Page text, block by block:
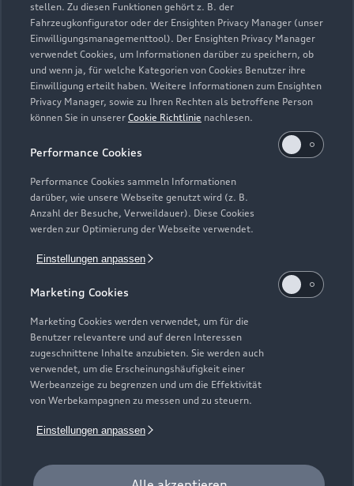
stellen. Zu diesen Funktionen gehört z. B. der
Fahrzeugkonfigurator oder der Ensighten Privacy Manager (unser
Einwilligungsmanagementtool). Der Ensighten Privacy Manager
verwendet Cookies, um Informationen darüber zu speichern, ob
und wenn ja, für welche Kategorien von Cookies Benutzer ihre
Einwilligung erteilt haben. Weitere Informationen zum Ensighten
Privacy Manager, sowie zu Ihren Rechten als betroffene Person
können Sie in unserer Cookie Richtlinie nachlesen.
Performance Cookies
Performance Cookies sammeln Informationen
darüber, wie unsere Webseite genutzt wird (z. B.
Anzahl der Besuche, Verweildauer). Diese Cookies
werden zur Optimierung der Webseite verwendet.
Einstellungen anpassen
Marketing Cookies
Marketing Cookies werden verwendet, um für die
Benutzer relevantere und auf deren Interessen
zugeschnittene Inhalte anzubieten. Sie werden auch
verwendet, um die Erscheinungshäufigkeit einer
Werbeanzeige zu begrenzen und um die Effektivität
von Werbekampagnen zu messen und zu steuern.
Einstellungen anpassen
Zurück nach oben
Modelle
Elektromodelle
Plug-in-Hybride
Neuwagensuche
Gebrauchtwagensuche
Geschäftskunden
Service & Zubehör
Saisonale Angebote
Audi Services
Garantie
Audi digital services
myAudi
Support
Audi Code
Häufige Fragen (FAQ)
Audi Online Beratung
Online-Terminvereinbarung
Servicekontakt
Über Audi
Unternehmen
Karriere
Investor Relations
Audi erleben
© 2026 AUDI AG. Alle Rechte vorbehalten
Impressum Rechtliches
Cookie-Richtlinie